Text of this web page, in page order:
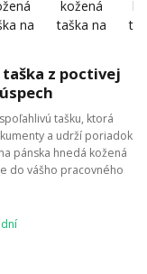
taška z poctivej
tašku, ktorá
a udrží poriadok
pánska hnedá kožená
do vášho pracovného